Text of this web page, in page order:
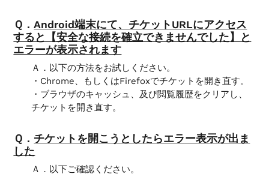
Ｑ．Android端末にて、チケットURLにアクセス
すると【安全な接続を確立できませんでした】と
エラーが表示されます
Ａ．以下の方法をお試しください。
・Chrome、もしくはFirefoxでチケットを開き直す。
・ブラウザのキャッシュ、及び閲覧履歴をクリアし、
チケットを開き直す。
Ｑ． チケットを開こうとしたらエラー表示が出ま
した
Ａ．以下ご確認ください。